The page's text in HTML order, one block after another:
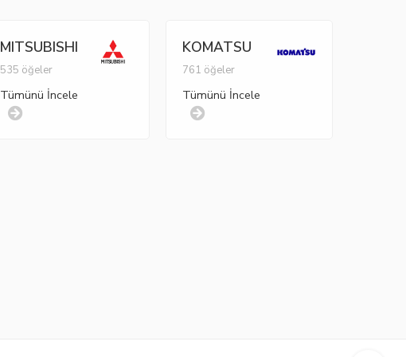
MITSUBISHI
535 öğeler
Tümünü İncele
KOMATSU
761 öğeler
Tümünü İncele